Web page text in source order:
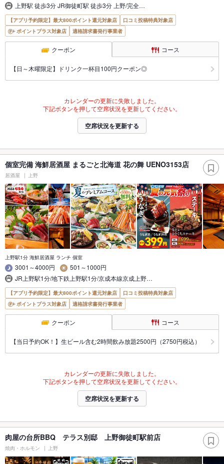
上野駅 徒歩3分 JR御徒町駅 徒歩3分 上野/完全…
【アプリ予約限定】最大800ポイント還元対象店
口コミ投稿特典対象店
ポイントプラス対象店
適格請求書発行事業者
クーポン コース
【日～木曜限定】ドリンク一杯目100円クーポン◎
カレンダーの更新に失敗しました。
下記ボタンを押して空席状況を更新してください。
空席状況を更新する
個室完備 海鮮居酒屋 まるごと北海道 花の舞 UENO3153店
居酒屋 上野
上野駅1分 海鮮居酒屋 ランチ 個室
3001～4000円
501～1000円
JR上野駅1分/地下鉄上野駅1分/京成本線京成上野…
【アプリ予約限定】最大800ポイント還元対象店
口コミ投稿特典対象店
ポイントプラス対象店
適格請求書発行事業者
クーポン コース
【当日予約OK！】生ビール含む2時間飲み放題2500円（2750円税込）
カレンダーの更新に失敗しました。
下記ボタンを押して空席状況を更新してください。
空席状況を更新する
肉屋の台所BBQ テラス別邸 上野御徒町駅前店
焼肉・ホルモン 上野